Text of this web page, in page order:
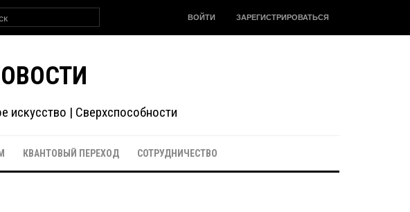
ВОЙТИ ЗАРЕГИСТРИРОВАТЬСЯ
искусство | Сверхспособности
КВАНТОВЫЙ ПЕРЕХОД СОТРУДНИЧЕСТВО